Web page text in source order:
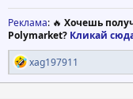
Реклама: 🔥 Хочешь
Polymarket? Кликай
Р
е
а
xag197911